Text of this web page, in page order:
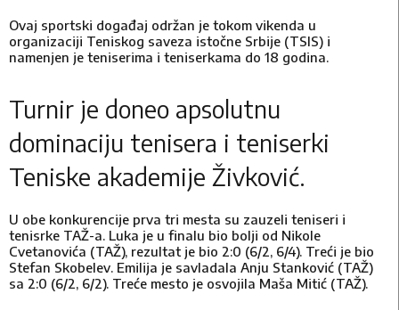
Ovaj sportski događaj održan je tokom vikenda u
organizaciji Teniskog saveza istočne Srbije (TSIS) i
namenjen je teniserima i teniserkama do 18 godina.
Turnir je doneo apsolutnu
dominaciju tenisera i teniserki
Teniske akademije Živković.
U obe konkurencije prva tri mesta su zauzeli teniseri i
tenisrke TAŽ-a. Luka je u finalu bio bolji od Nikole
Cvetanovića (TAŽ), rezultat je bio 2:0 (6/2, 6/4). Treći je bio
Stefan Skobelev. Emilija je savladala Anju Stanković (TAŽ)
sa 2:0 (6/2, 6/2). Treće mesto je osvojila Maša Mitić (TAŽ).